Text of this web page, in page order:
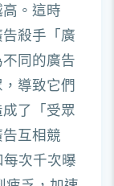
。這時
殺手「廣
同的廣告
導致它們
了「受眾
互相競
次千次曝